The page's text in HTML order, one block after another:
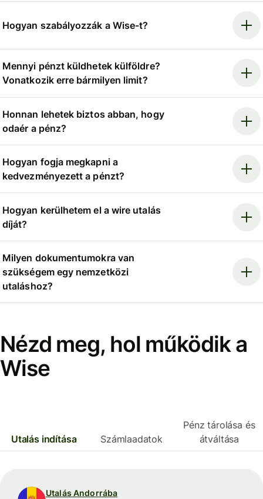
Hogyan szabályozzák a Wise-t?
Mennyi pénzt küldhetek külföldre?
Vonatkozik erre bármilyen limit?
Honnan lehetek biztos abban, hogy
odaér a pénz?
Hogyan fogja megkapni a
kedvezményezett a pénzt?
Hogyan kerülhetem el a wire utalás
díját?
Milyen dokumentumokra van
szükségem egy nemzetközi
utaláshoz?
Nézd meg, hol működik a
Wise
Utalás indítása Számlaadatok
Pénz tárolása és
átváltása
Utalás Andorrába